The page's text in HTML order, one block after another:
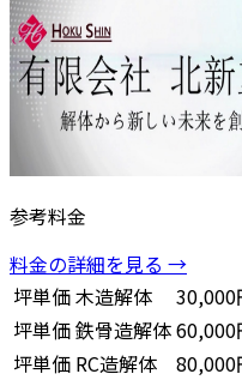
参考料金
料金の詳細を見る →
坪単価木造解体
30,000
坪単価鉄骨造解体60,000
坪単価 RC造解体
80,000